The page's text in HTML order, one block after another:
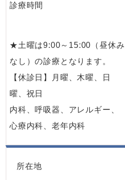
診療時間
★土曜は9:00～15:00（昼休み
なし）の診療となります。
【休診日】月曜、木曜、日
曜、祝日
内科、呼吸器、アレルギー、
心療内科、老年内科
所在地